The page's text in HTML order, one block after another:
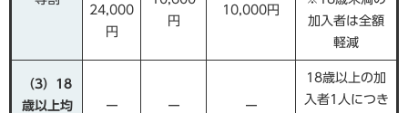
24,000
円
円
10,000円
加入者は全額
軽減
（3）18
歳以上均
ー ー ー
18歳以上の加
入者1人につき